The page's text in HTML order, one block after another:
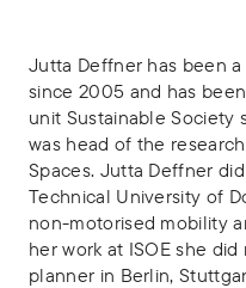
Jutta Deffner has been
since 2005 and has
unit Sustainable Society
was head of the
Spaces. Jutta Deffner
Technical University of
non-motorised mobility
her work at ISOE she
planner in Berlin,